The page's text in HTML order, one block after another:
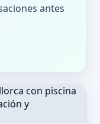
antes